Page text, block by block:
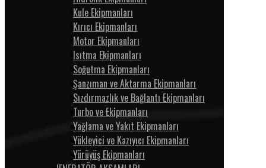
Kule Ekipmanları
Kırıcı Ekipmanları
Motor Ekipmanları
Isıtma Ekipmanları
Soğutma Ekipmanları
Şanzıman ve Aktarma Ekipmanları
Sızdırmazlık ve Bağlantı Ekipmanları
Turbo ve Ekipmanları
Yağlama ve Yakıt Ekipmanları
Yükleyici ve Kazıyıcı Ekipmanları
Yürüyüş Ekipmanları